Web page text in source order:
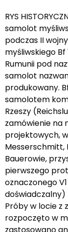
RYS
samolot
podczas II
myśliwskiego
Rumunii pod
samolot
produkowany.
samolotem
Rzeszy
zamówienie na
projektowych,
Messerschmitt,
Bauerowie,
pierwszego
oznaczonego
doświadczalny)
Próby w locie z
rozpoczęto w